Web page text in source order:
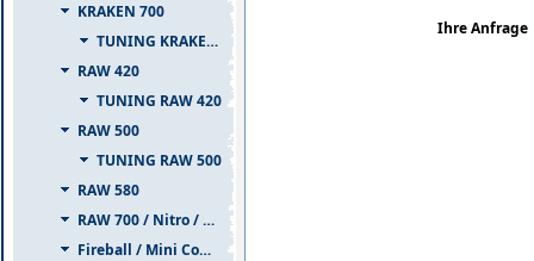
KRAKEN 700
TUNING KRAKEN 700
RAW 420
TUNING RAW 420
RAW 500
TUNING RAW 500
RAW 580
RAW 700 / Nitro / PIUMA
Fireball / Mini Comet
Ihre Anfrage